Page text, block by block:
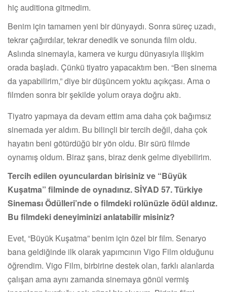
hiç auditiona gitmedim.
Benim için tamamen yeni bir dünyaydı. Sonra süreç uzadı,
tekrar çağırdılar, tekrar denedik ve sonunda film oldu.
Aslında sinemayla, kamera ve kurgu dünyasıyla ilişkim
orada başladı. Çünkü tiyatro yapacaktım ben. “Ben sinema
da yapabilirim,” diye bir düşüncem yoktu açıkçası. Ama o
filmden sonra bir şekilde yolum oraya doğru aktı.
Tiyatro yapmaya da devam ettim ama daha çok bağımsız
sinemada yer aldım. Bu bilinçli bir tercih değil, daha çok
hayatın beni götürdüğü bir yön oldu. Bir sürü filmde
oynamış oldum. Biraz şans, biraz denk gelme diyebilirim.
Tercih edilen oyunculardan birisiniz ve “Büyük
Kuşatma” filminde de oynadınız. SİYAD 57. Türkiye
Sineması Ödülleri’nde o filmdeki rolünüzle ödül aldınız.
Bu filmdeki deneyiminizi anlatabilir misiniz?
Evet, “Büyük Kuşatma” benim için özel bir film. Senaryo
bana geldiğinde ilk olarak yapımcının Vigo Film olduğunu
öğrendim. Vigo Film, birbirine destek olan, farklı alanlarda
çalışan ama aynı zamanda sinemaya gönül vermiş